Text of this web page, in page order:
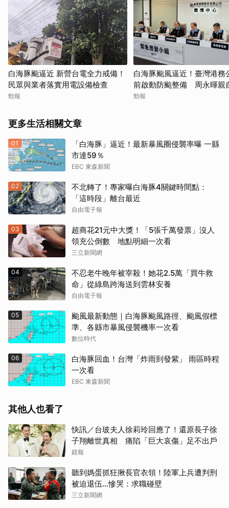
白海豚颱逼近 新營台電全力戒備！
民眾與業者落實用電設備檢查
勁報
白海豚颱風逼近！臺灣港務
前啟動防颱整備 周永暉親
應變會議
勁報
更多生活相關文章
01
「白海豚」逼近！最新暴風圈侵襲率曝 一縣
市達59％
EBC 東森新聞
02
不北轉了！專家曝白海豚4關鍵時間點：
「這時段」離台最近
自由電子報
03
超商花21元中大獎！「5張千萬發票」沒人
領充公倒數 地點明細一次看
三立新聞網
04
不忍老牛晚年被宰殺！她花2.5萬「買牛救
命」從綠島跨海送到雲林安養
自由電子報
05
颱風最新動態｜白海豚颱風路徑、颱風假標
準、各縣市暴風侵襲機率一次看
數位時代
06
白海豚回血！台灣「炸雨到發紫」 雨區時程
一次看
EBC 東森新聞
其他人也看了
快訊／台玻夫人徐莉玲回應了！還原長子徐
子翔離世真相 痛陷「巨大哀傷」足不出戶
鏡報
聽到媽蛋抓狂揪長官衣領！陸軍上兵遭判刑
被迫退伍…慘哭：求職碰壁
三立新聞網